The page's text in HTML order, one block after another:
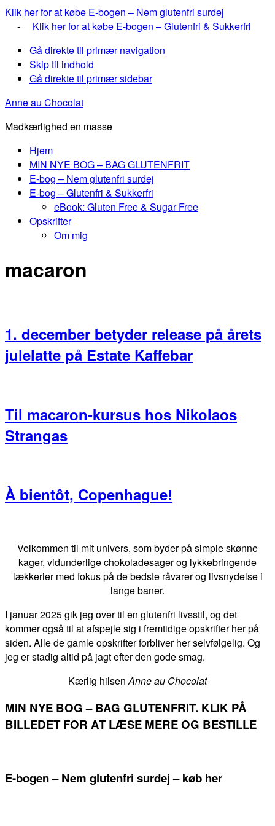
Klik her for at købe E-bogen – Nem glutenfri surdej
- Klik her for at købe E-bogen – Glutenfri & Sukkerfri
Gå direkte til primær navigation
Skip til indhold
Gå direkte til primær sidebar
Anne au Chocolat
Madkærlighed en masse
Hjem
MIN NYE BOG – BAG GLUTENFRIT
E-bog – Nem glutenfri surdej
E-bog – Glutenfri & Sukkerfri
eBook: Gluten Free & Sugar Free
Opskrifter
Om mig
macaron
1. december betyder release på årets
julelatte på Estate Kaffebar
Til macaron-kursus hos Nikolaos
Strangas
À bientôt, Copenhague!
Sidebar
Velkommen til mit univers, som byder på simple skønne
kager, vidunderlige chokoladesager og lykkebringende
lækkerier med fokus på de bedste råvarer og livsnydelse i
lange baner.
I januar 2025 gik jeg over til en glutenfri livsstil, og det
kommer også til at afspejle sig i fremtidige opskrifter her på
siden. Alle de gamle opskrifter forbliver her selvfølgelig. Og
jeg er stadig altid på jagt efter den gode smag.
Kærlig hilsenAnne au Chocolat
MIN NYE BOG – BAG GLUTENFRIT. KLIK PÅ
BILLEDET FOR AT LÆSE MERE OG BESTILLE
E-bogen – Nem glutenfri surdej – køb her